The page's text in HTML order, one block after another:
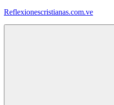
Saltar
Reflexionescristianas.com.ve